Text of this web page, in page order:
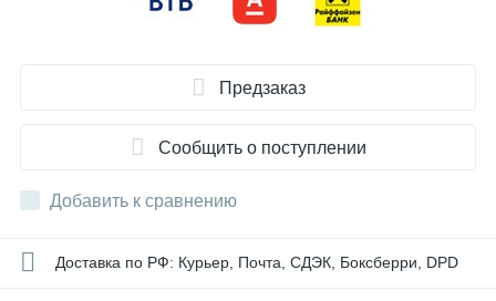
Предзаказ
Сообщить о поступлении
Добавить к сравнению
Доставка по РФ: Курьер, Почта, СДЭК, Боксберри, DPD